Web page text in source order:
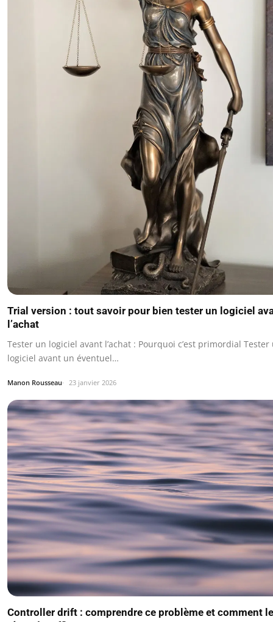
Trial version : tout savoir pour bien tester un logiciel
l’achat
Tester un logiciel avant l’achat : Pourquoi c’est primordial Tester
logiciel avant un éventuel…
Manon Rousseau 23 janvier 2026
Controller drift : comprendre ce problème et comment le